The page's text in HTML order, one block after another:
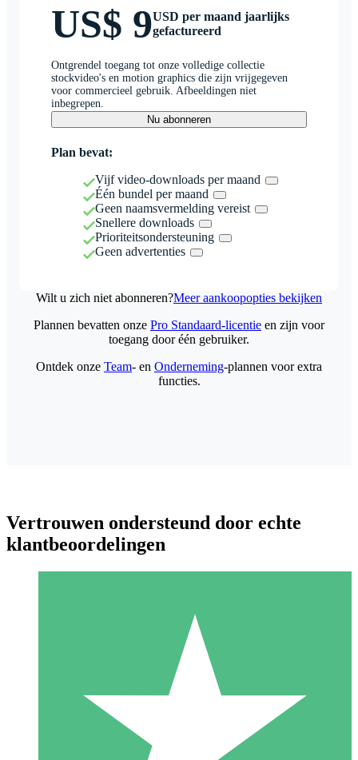
US$ 9USD per maand jaarlijks
gefactureerd
Ontgrendel toegang tot onze volledige collectie
stockvideo's en motion graphics die zijn vrijgegeven
voor commercieel gebruik. Afbeeldingen niet
inbegrepen.
Nu abonneren
Plan bevat:
Vijf video-downloads per maand
Één bundel per maand
Geen naamsvermelding vereist
Snellere downloads
Prioriteitsondersteuning
Geen advertenties
Wilt u zich niet abonneren?Meer aankoopopties bekijken
Individuele Creditpakketten
Betaal per gebruik met downloadtegoeden. Geen maandelijkse
Plannen bevatten onze Pro Standaard-licentie en zijn voor
toegang door één gebruiker.
Ontdek onze Team- en Onderneming-plannen voor extra
functies.
Vertrouwen ondersteund door echte
klantbeoordelingen